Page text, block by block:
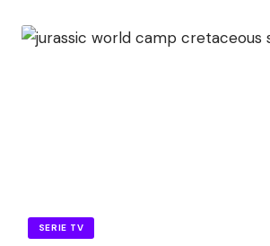
SERIE TV